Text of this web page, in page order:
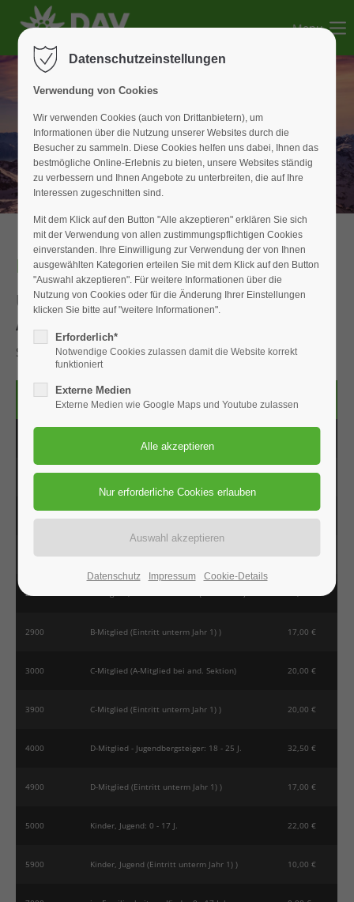
Der Eintrag "offcanvas-col2" existiert leider nicht.
Der Eintrag "offcanvas-col3" existiert leider nicht.
Der Eintrag "offcanvas-col4" existiert leider nicht.
Menu
Mitgliedsbeiträge
Übersicht der Beitragssätze in Ihrem
Alpenverein, Sektion Weißenburg
Stand: ab 01.01.2026
Kategorie Mitgliedsgruppe
1900
2600 B-Mitglied, > 70 J. 35,00 €
2700
2900 B-Mitglied (Eintritt unterm Jahr 1) ) 17,00 €
3000 C-Mitglied (A-Mitglied bei and. Sektion) 20,00 €
3900 C-Mitglied (Eintritt unterm Jahr 1) ) 20,00 €
4000 D-Mitglied - Jugendbergsteiger: 18 - 25 J. 32,50 €
4900 D-Mitglied (Eintritt unterm Jahr 1) ) 17,00 €
5000 Kinder, Jugend: 0 - 17 J. 22,00 €
5900 Kinder, Jugend (Eintritt unterm Jahr 1) ) 10,00 €
Datenschutzeinstellungen
Verwendung von Cookies
Wir verwenden Cookies (auch von Drittanbietern), um
Informationen über die Nutzung unserer Websites durch die
Besucher zu sammeln. Diese Cookies helfen uns dabei, Ihnen das
bestmögliche Online-Erlebnis zu bieten, unsere Websites ständig
zu verbessern und Ihnen Angebote zu unterbreiten, die auf Ihre
Interessen zugeschnitten sind.
Mit dem Klick auf den Button "Alle akzeptieren" erklären Sie sich
mit der Verwendung von allen zustimmungspflichtigen Cookies
einverstanden. Ihre Einwilligung zur Verwendung der von Ihnen
ausgewählten Kategorien erteilen Sie mit dem Klick auf den Button
"Auswahl akzeptieren". Für weitere Informationen über die
Nutzung von Cookies oder für die Änderung Ihrer Einstellungen
klicken Sie bitte auf "weitere Informationen".
Erforderlich*
Notwendige Cookies zulassen damit die Website korrekt
funktioniert
Externe Medien
Externe Medien wie Google Maps und Youtube zulassen
Datenschutz Impressum Cookie-Details